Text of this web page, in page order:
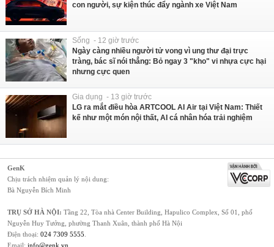
con người, sự kiện thúc đẩy ngành xe Việt Nam
Sống - 12 giờ trước
Ngày càng nhiều người tử vong vì ung thư đại trực
tràng, bác sĩ nói thẳng: Bỏ ngay 3 "kho" vi nhựa cực hại
nhưng cực quen
Gia dụng - 13 giờ trước
LG ra mắt điều hòa ARTCOOL AI Air tại Việt Nam: Thiết
kế như một món nội thất, AI cá nhân hóa trải nghiệm
GenK
Chịu trách nhiệm quản lý nội dung:
Bà Nguyễn Bích Minh
TRỤ SỞ HÀ NỘI: Tầng 22, Tòa nhà Center Building, Hapulico Complex, Số 01, phố
Nguyễn Huy Tưởng, phường Thanh Xuân, thành phố Hà Nội
Điện thoại: 024 7309 5555.
Email: info@genk.vn